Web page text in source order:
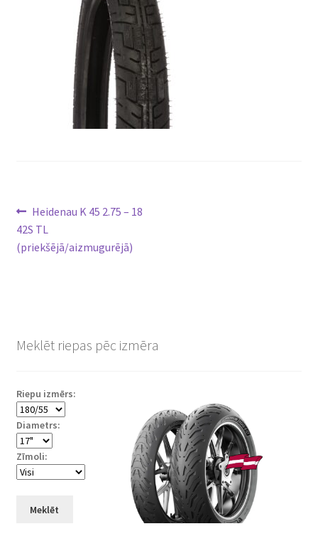
Ziņu
izvēlne
Previous
post:
Heidenau K 45 2.75 – 18
42S TL
(priekšējā/aizmugurējā)
Meklēt riepas pēc izmēra
Riepu izmērs:
Diametrs:
Zīmoli:
Meklēt